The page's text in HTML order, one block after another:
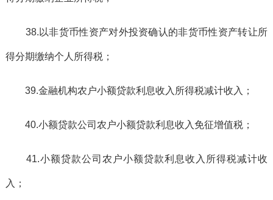
38.以非货币性资产对外投资确认的非货币性资产转让所
得分期缴纳个人所得税；
39.金融机构农户小额贷款利息收入所得税减计收入；
40.小额贷款公司农户小额贷款利息收入免征增值税；
41.小额贷款公司农户小额贷款利息收入所得税减计收
入；